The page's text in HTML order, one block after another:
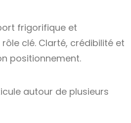
frigorifique et
clé. Clarté, crédibilité et
positionnement.
autour de plusieurs